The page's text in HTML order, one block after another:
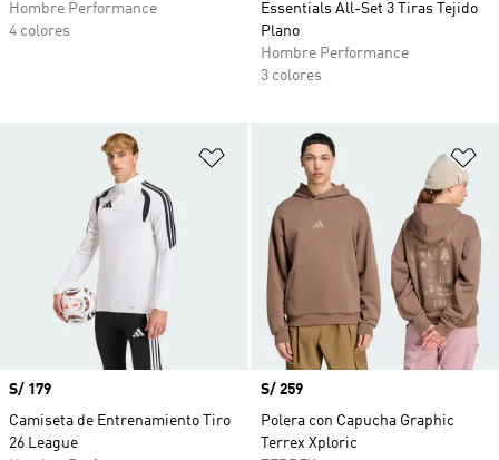
Hombre Performance
4 colores
Essentials All-Set 3 Tiras Tejido
Plano
Hombre Performance
3 colores
Añadir a la lista de deseos
Precio
S/ 179
Camiseta de Entrenamiento Tiro
26 League
Precio
S/ 259
Polera con Capucha Graphic
Terrex Xploric